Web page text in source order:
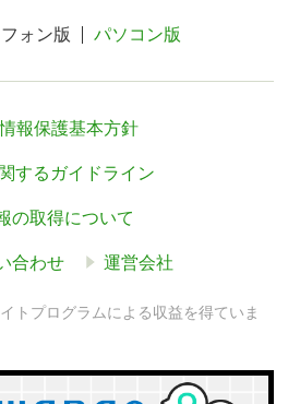
ォン版 パソコン版
報保護基本方針
するガイドライン
の取得について
合わせ 運営会社
トプログラムによる収益を得ていま